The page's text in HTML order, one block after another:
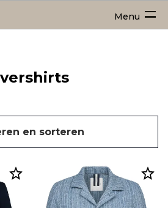
Menu
en sorteren